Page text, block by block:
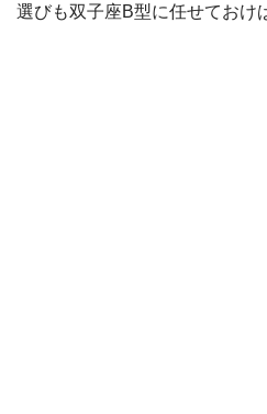
選びも双子座B型に任せておけ